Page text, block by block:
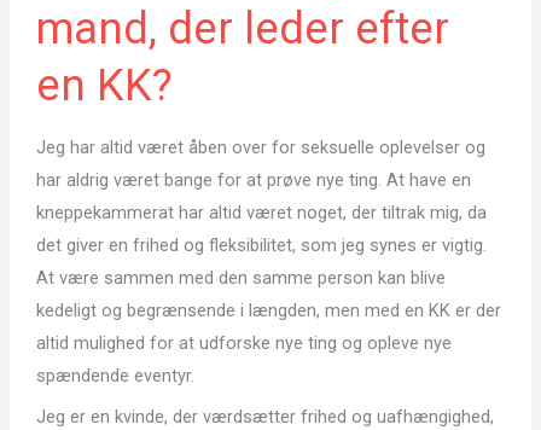
mand, der leder efter
en KK?
Jeg har altid været åben over for seksuelle oplevelser og
har aldrig været bange for at prøve nye ting. At have en
kneppekammerat har altid været noget, der tiltrak mig, da
det giver en frihed og fleksibilitet, som jeg synes er vigtig.
At være sammen med den samme person kan blive
kedeligt og begrænsende i længden, men med en KK er der
altid mulighed for at udforske nye ting og opleve nye
spændende eventyr.
Jeg er en kvinde, der værdsætter frihed og uafhængighed,